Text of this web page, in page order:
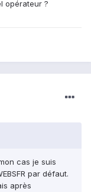
opérateur ?
cas je suis
par défaut.
après